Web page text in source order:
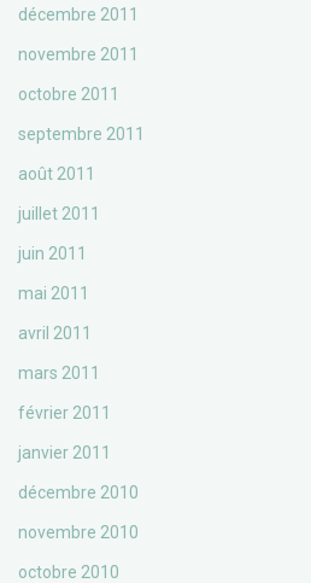
décembre 2011
novembre 2011
octobre 2011
septembre 2011
août 2011
juillet 2011
juin 2011
mai 2011
avril 2011
mars 2011
février 2011
janvier 2011
décembre 2010
novembre 2010
octobre 2010